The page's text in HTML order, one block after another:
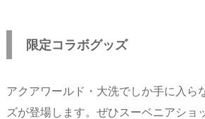
限定コラボグッズ
アクアワールド・大洗でしか手に入ら
ズが登場します。ぜひスーベニアショ